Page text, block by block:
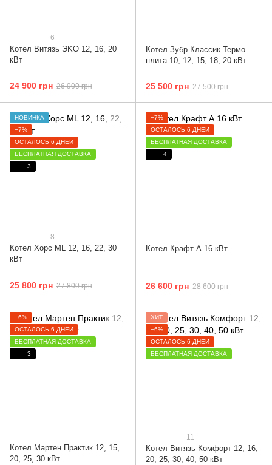
6
Котел Витязь ЭKO 12, 16, 20
кВт
24 900 грн 26 900 грн
Котел Зубр Классик Термо
плита 10, 12, 15, 18, 20 кВт
25 500 грн 27 500 грн
НОВИНКА
−7%
ОСТАЛОСЬ 6 ДНЕЙ
БЕСПЛАТНАЯ ДОСТАВКА
3
8
Котел Хорс ML 12, 16, 22, 30
кВт
25 800 грн 27 800 грн
−7%
ОСТАЛОСЬ 6 ДНЕЙ
БЕСПЛАТНАЯ ДОСТАВКА
4
Котел Крафт А 16 кВт
26 600 грн 28 600 грн
−6%
ОСТАЛОСЬ 6 ДНЕЙ
БЕСПЛАТНАЯ ДОСТАВКА
3
Котел Мартен Практик 12, 15,
20, 25, 30 кВт
ХИТ
−6%
ОСТАЛОСЬ 6 ДНЕЙ
БЕСПЛАТНАЯ ДОСТАВКА
11
Котел Витязь Комфорт 12, 16,
20, 25, 30, 40, 50 кВт